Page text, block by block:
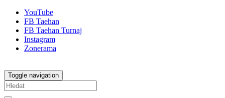
YouTube
FB Taehan
FB Taehan Turnaj
Instagram
Zonerama
Toggle navigation